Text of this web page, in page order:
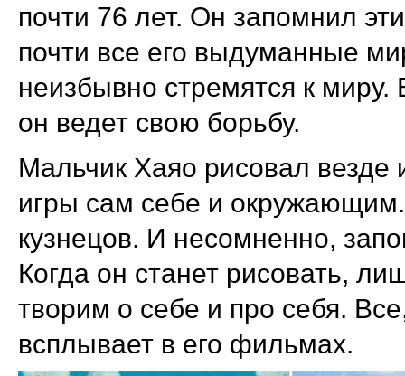
почти 76 лет. Он запомнил
почти все его выдуманные
неизбывно стремятся к
он ведет свою борьбу.
Мальчик Хаяо рисовал
игры сам себе и
кузнецов. И несомненно,
Когда он станет рисовать,
творим о себе и про себя.
всплывает в его фильмах.